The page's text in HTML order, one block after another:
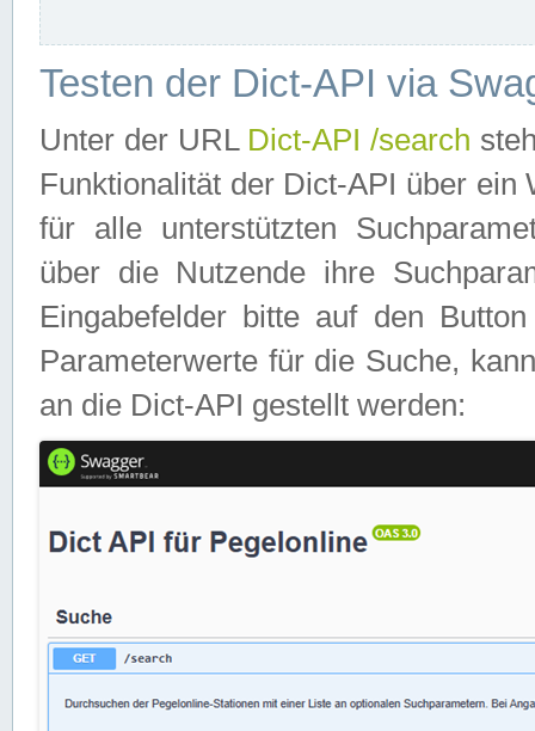
Testen der Dict-API via
Unter der URL Dict-API /search
Funktionalität der Dict-API über
für alle unterstützten
über die Nutzende ihre
Eingabefelder bitte auf den
Parameterwerte für die Suche,
an die Dict-API gestellt werden: